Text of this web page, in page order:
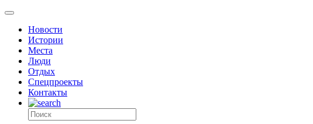
Новости
Истории
Места
Люди
Отдых
Спецпроекты
Контакты